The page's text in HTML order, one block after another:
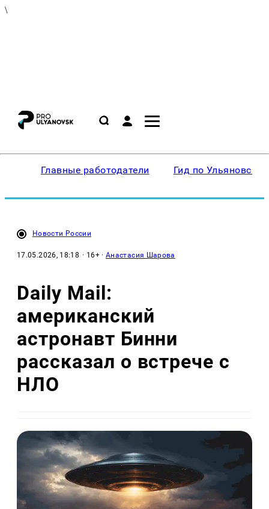
\
Главные работодатели Гид по Ульяновску
Новости России
17.05.2026, 18:18 · 16+ ·Анастасия Шарова
Daily Mail:
американский
астронавт Бинни
рассказал о встрече с
НЛО